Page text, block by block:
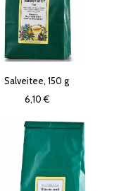
Salveitee, 150 g
6,10 €